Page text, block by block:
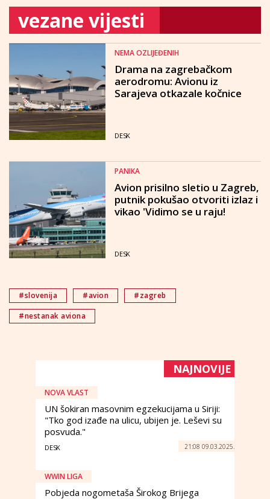
vezane vijesti
NEMA OZLIJEĐENIH
Drama na zagrebačkom
aerodromu: Avionu iz
Sarajeva otkazale kočnice
DESK
PANIKA
Avion prisilno sletio u Zagreb,
putnik pokušao otvoriti izlaz i
vikao 'Vidimo se u raju!
DESK
#slovenija #avion
#zagreb
#nestanak aviona
NAJNOVIJE
NOVA VLAST
UN šokiran masovnim egzekucijama u Siriji:
"Tko god izađe na ulicu, ubijen je. Leševi su
posvuda."
DESK 21:08 09.03.2025.
WWIN LIGA
Pobjeda nogometaša Širokog Brijega